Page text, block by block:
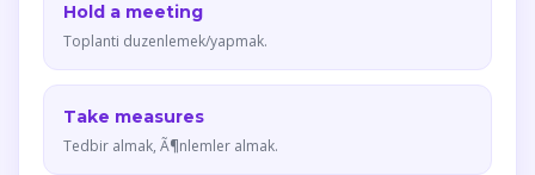
Hold a meeting
Toplanti duzenlemek/yapmak.
Take measures
Tedbir almak, Ã¶nlemler almak.